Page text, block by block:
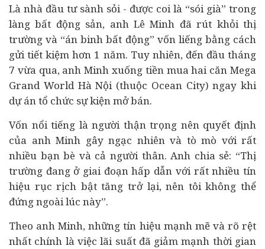
Là nhà đầu tưsành sỏi - được coi là “sói già” trong
làng bất động sản, anh Lê Minh đã rút khỏi thị
trường và “án binh bất động” vốn liếng bằng cách
gửi tiết kiệm hơn 1 năm. Tuy nhiên, đến đầu tháng
7 vừa qua, anh Minh xuống tiền mua hai căn Mega
Grand World Hà Nội (thuộc Ocean City) ngay khi
dự ántổ chức sự kiện mở bán.
Vốn nổi tiếng là người thận trọng nên quyết định
của anh Minh gây ngạc nhiên và tò mò với rất
nhiều bạn bè và cả người thân. Anh chia sẻ: “Thị
trường đang ở giai đoạn hấp dẫn với rất nhiều tín
hiệu rục rịch bật tăng trở lại, nên tôi không thể
đứng ngoài lúc này”.
Theo anh Minh, những tín hiệu mạnh mẽ và rõ rệt
nhất chính là việc lãi suất đã giảm mạnh thời gian